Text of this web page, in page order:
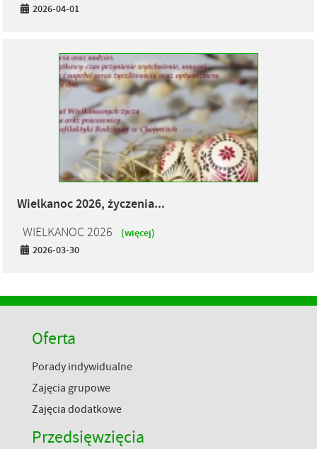
2026-04-01
Wielkanoc 2026, życzenia...
WIELKANOC 2026
(więcej)
2026-03-30
Oferta
Porady indywidualne
Zajęcia grupowe
Zajęcia dodatkowe
Przedsięwzięcia